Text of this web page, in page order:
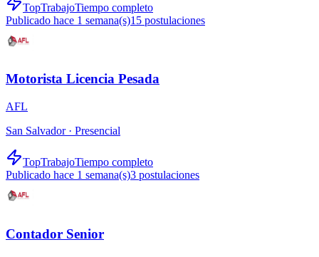
TopTrabajoTiempo completo
Publicado hace 1 semana(s)15 postulaciones
Motorista Licencia Pesada
AFL
San Salvador · Presencial
TopTrabajoTiempo completo
Publicado hace 1 semana(s)3 postulaciones
Contador Senior